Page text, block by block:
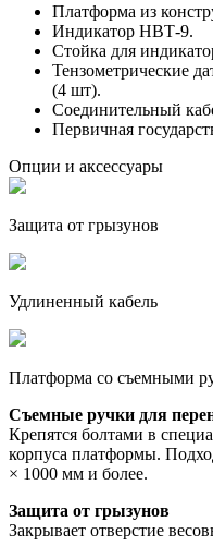
Платформа из
Индикатор НВТ-9.
Стойка для
Тензометрические
(4 шт).
Соединительный
Первичная
Опции и аксессуары
Защита от грызунов
Удлиненный кабель
Платформа со съемными
Съемные ручки для
Крепятся болтами в
корпуса платформы.
× 1000 мм и более.
Защита от грызунов
Закрывает отверстие